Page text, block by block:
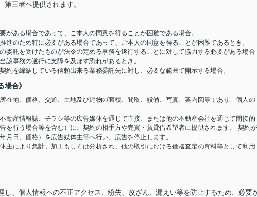
三者へ提供されます。
ある場合であって、ご本人の同意を得ることが困難である場合。
のため特に必要がある場合であって、ご本人の同意を得ることが困難であるとき。
委託を受けたものが法令の定める事務を遂行することに対して協力する必要がある場合
該事務の遂行に支障を及ぼす恐れがあるとき。
を締結している信頼出来る業務委託先に対し、必要な範囲で開示する場合。
場合》
在地、価格、交通、土地及び建物の面積、間取、設備、写真、案内図等であり、個人の
動産情報誌、チラシ等の広告媒体を通じて直接、または他の不動産会社を通じて間接的
を行う場合等を含む）に、契約の相手方や売買・賃貸借希望者に提供されます。 契約が
月日、価格）を広告媒体主等へ行い、広告を停止します。
主により集計、加工もしくは分析され、他の取引における価格査定の資料等として利用
し、個人情報への不正アクセス、紛失、改ざん、漏えい等を防止するため、必要